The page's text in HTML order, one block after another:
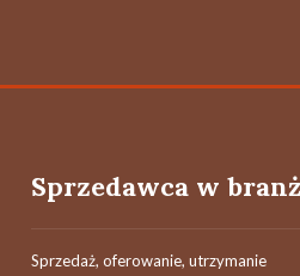
Sprzedaż, oferowanie, utrzymanie